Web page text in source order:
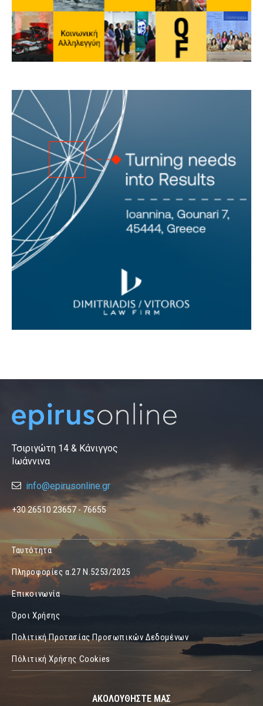
Τσιριγώτη 14 & Κάνιγγος
Ιωάννινα
info@epirusonline.gr
+30 26510 23657 - 76655
Ταυτότητα
Πληροφορίες α.27 Ν.5253/2025
Επικοινωνία
Όροι Χρήσης
Πολιτική Προτασίας Προσωπικών Δεδομένων
Πόλιτική Χρήσης Cookies
ΑΚΟΛΟΥΘΗΣΤΕ ΜΑΣ